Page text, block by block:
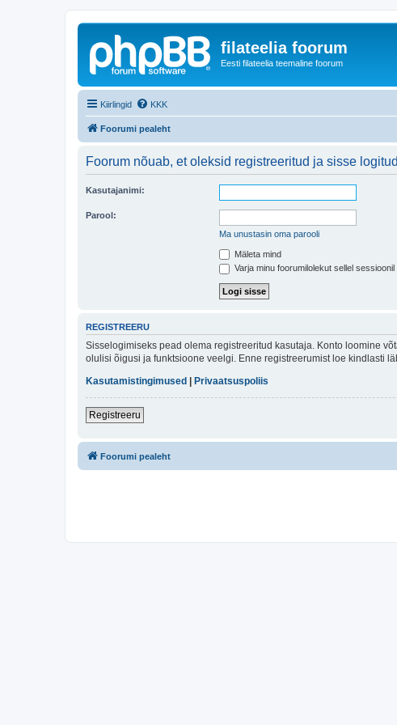
filateelia foorum
Eesti filateelia teemaline foorum
Kiirlingid KKK
Foorumi pealeht
Foorum nõuab, et oleksid registreeritud ja sisse
Kasutajanimi:
Parool:
Ma unustasin oma parooli
Mäleta mind
Varja minu foorumilolekut sellel sessioonil
REGISTREERU
Sisselogimiseks pead olema registreeritud kasutaja. Konto loomine
olulisi õigusi ja funktsioone veelgi. Enne registreerumist loe kindlasti
Kasutamistingimused
Privaatsuspoliis
Registreeru
Foorumi pealeht